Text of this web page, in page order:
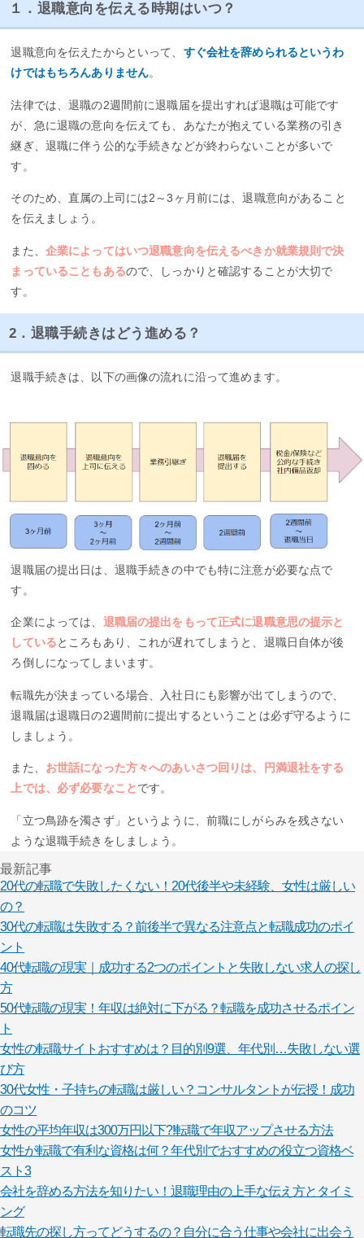
１．退職意向を伝える時期はいつ？
退職意向を伝えたからといって、 すぐ会社を辞められるというわ
けではもちろんありません。
法律では、退職の2週間前に退職届を提出すれば退職は可能です
が、急に退職の意向を伝えても、あなたが抱えている業務の引き
継ぎ、退職に伴う公的な手続きなどが終わらないことが多いで
す。
そのため、直属の上司には2～3ヶ月前には、退職意向があること
を伝えましょう。
また、 企業によってはいつ退職意向を伝えるべきか就業規則で決
まっていることもあるので、しっかりと確認することが大切で
す。
2．退職手続きはどう進める？
退職手続きは、以下の画像の流れに沿って進めます。
退職届の提出日は、退職手続きの中でも特に注意が必要な点で
す。
企業によっては、 退職届の提出をもって正式に退職意思の提示と
しているところもあり、これが遅れてしまうと、退職日自体が後
ろ倒しになってしまいます。
転職先が決まっている場合、入社日にも影響が出てしまうので、
退職届は退職日の2週間前に提出するということは必ず守るように
しましょう。
また、 お世話になった方々へのあいさつ回りは、円満退社をする
上では、必ず必要なことです。
「立つ鳥跡を濁さず」というように、前職にしがらみを残さない
ような退職手続きをしましょう。
最新記事
20代の転職で失敗したくない！20代後半や未経験、女性は厳しい
の？
30代の転職は失敗する？前後半で異なる注意点と転職成功のポイ
ント
40代転職の現実｜成功する2つのポイントと失敗しない求人の探し
方
50代転職の現実！年収は絶対に下がる？転職を成功させるポイン
ト
女性の転職サイトおすすめは？目的別9選、年代別…失敗しない選
び方
30代女性・子持ちの転職は厳しい？コンサルタントが伝授！成功
のコツ
女性の平均年収は300万円以下?!転職で年収アップさせる方法
女性が転職で有利な資格は何？年代別でおすすめの役立つ資格ベ
スト3
会社を辞める方法を知りたい！退職理由の上手な伝え方とタイミ
ング
転職先の探し方ってどうするの？自分に合う仕事や会社に出会う